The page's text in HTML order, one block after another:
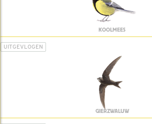
KOOLMEES
UITGEVLOGEN
GIERZWALUW